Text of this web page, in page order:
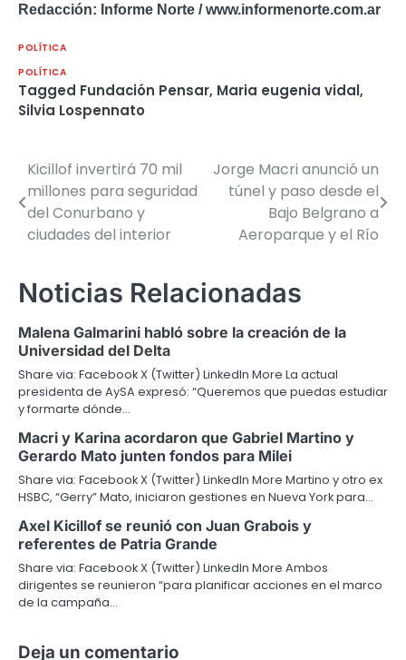
Redacción: Informe Norte / www.informenorte.com.ar
POLÍTICA
POLÍTICA
Tagged Fundación Pensar, Maria eugenia vidal,
Silvia Lospennato
Navegación
de
entradas
Kicillof invertirá 70 mil
millones para seguridad
del Conurbano y
ciudades del interior
Jorge Macri anunció un
túnel y paso desde el
Bajo Belgrano a
Aeroparque y el Río
Noticias Relacionadas
Malena Galmarini habló sobre la creación de la
Universidad del Delta
Share via: Facebook X (Twitter) LinkedIn More La actual
presidenta de AySA expresó: “Queremos que puedas estudiar
y formarte dónde…
Macri y Karina acordaron que Gabriel Martino y
Gerardo Mato junten fondos para Milei
Share via: Facebook X (Twitter) LinkedIn More Martino y otro ex
HSBC, “Gerry” Mato, iniciaron gestiones en Nueva York para…
Axel Kicillof se reunió con Juan Grabois y
referentes de Patria Grande
Share via: Facebook X (Twitter) LinkedIn More Ambos
dirigentes se reunieron “para planificar acciones en el marco
de la campaña…
Deja un comentario